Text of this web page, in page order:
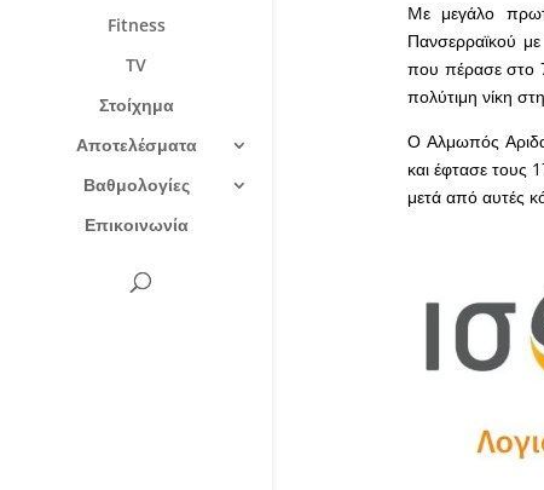
Fitness
TV
Στοίχημα
Αποτελέσματα
Βαθμολογίες
Επικοινωνία
Mε μεγάλο
Πανσερραϊκού
που πέρασε στο
πολύτιμη νίκη
Ο Αλμωπός
και έφτασε τους
μετά από αυτές